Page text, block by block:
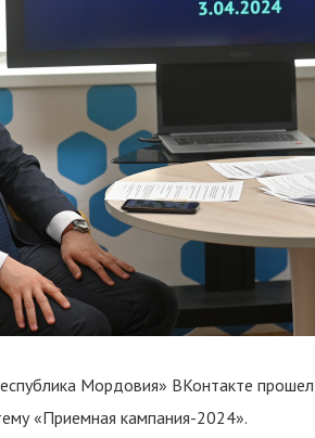
Мордовия» ВКонтакте
«Приемная кампания-2024».